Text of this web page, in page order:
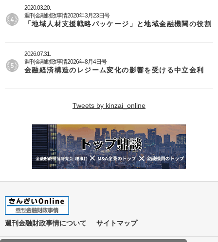
2020.03.20.
週刊金融財政事情2020年3月23日号
「地域人材支援戦略パッケージ」と地域金融機関の役割
2026.07.31.
週刊金融財政事情2026年8月4日号
金融経済構造のレジーム変化の影響を受ける中立金利
Tweets by kinzai_online
週刊金融財政事情について サイトマップ